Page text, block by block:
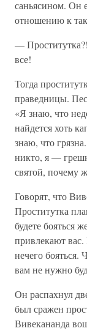
саньясином. Он
отношению к
—
все!
Тогда
праведницы.
«Я знаю, что
найдется хоть
знаю, что
никто, я —
святой, почему
Говорят, что
Проститутка
будете бояться
привлекают
нечего бояться.
вам не нужно
Он распахнул
был сражен
Вивекананда